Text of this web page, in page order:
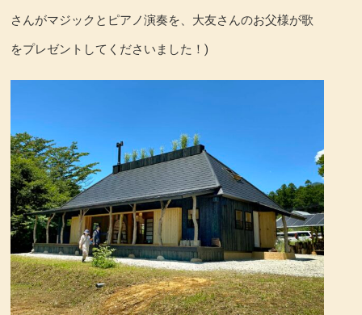
さんがマジックとピアノ演奏を、大友さんのお父様が歌
をプレゼントしてくださいました！)